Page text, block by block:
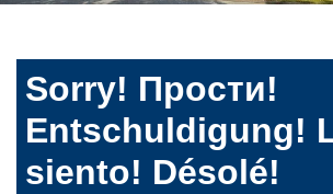
Sorry! Прости!
Entschuldigung!
siento! Désolé!